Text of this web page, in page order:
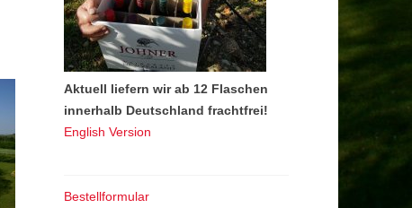
Aktuell liefern wir ab 12 Flaschen
innerhalb Deutschland frachtfrei!
English Version
Bestellformular